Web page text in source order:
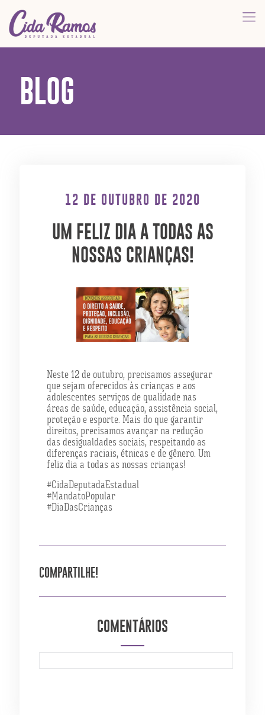
BLOG
12 DE OUTUBRO DE 2020
UM FELIZ DIA A TODAS AS
NOSSAS CRIANÇAS!
Neste 12 de outubro, precisamos assegurar
que sejam oferecidos às crianças e aos
adolescentes serviços de qualidade nas
áreas de saúde, educação, assistência social,
proteção e esporte. Mais do que garantir
direitos, precisamos avançar na redução
das desigualdades sociais, respeitando as
diferenças raciais, étnicas e de gênero. Um
feliz dia a todas as nossas crianças!
#CidaDeputadaEstadual
#MandatoPopular
#DiaDasCrianças
COMPARTILHE!
COMENTÁRIOS